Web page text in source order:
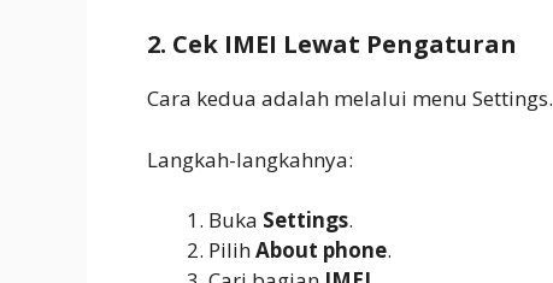
2. Cek IMEI Lewat Pengaturan
Cara kedua adalah melalui menu Settings.
Langkah-langkahnya:
Buka Settings.
PilihAbout phone.